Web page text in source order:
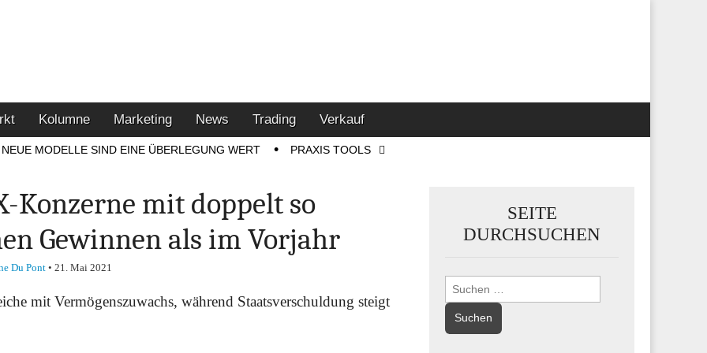
Kolumne Marketing News Trading Verkauf
NEUE MODELLE SIND EINE ÜBERLEGUNG WERT PRAXIS TOOLS
Konzerne mit doppelt so
Gewinnen als im Vorjahr
Du Pont• 21. Mai 2021
mit Vermögenszuwachs, während Staatsverschuldung steigt
SEITE
DURCHSUCHEN
Suchen
nach: